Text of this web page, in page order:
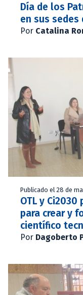
Día de los
en sus sedes
Por Catalina
Publicado el 28 de
OTL y
para crear y
científico
Por Dagoberto